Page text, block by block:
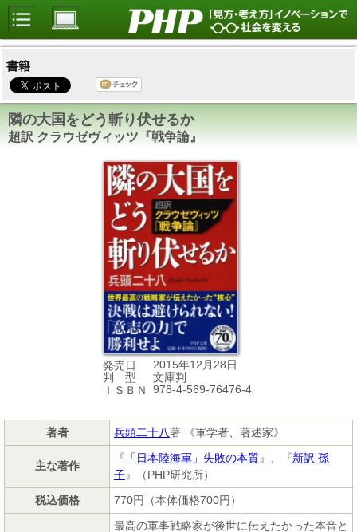
書籍
隣の大国をどう斬り伏せるか
超訳 クラウゼヴィッツ『戦争論』
発売日
2015年12月28日
判 型
文庫判
ＩＳＢＮ
978-4-569-76476-4
著者 兵頭二十八著 《軍学者、著述家》
主な著作
『 「日本陸海軍」失敗の本質』、『新訳 孫
子』（PHP研究所）
税込価格
770円（本体価格700円）
最高の軍事戦略家が後世に伝えたかった本音と